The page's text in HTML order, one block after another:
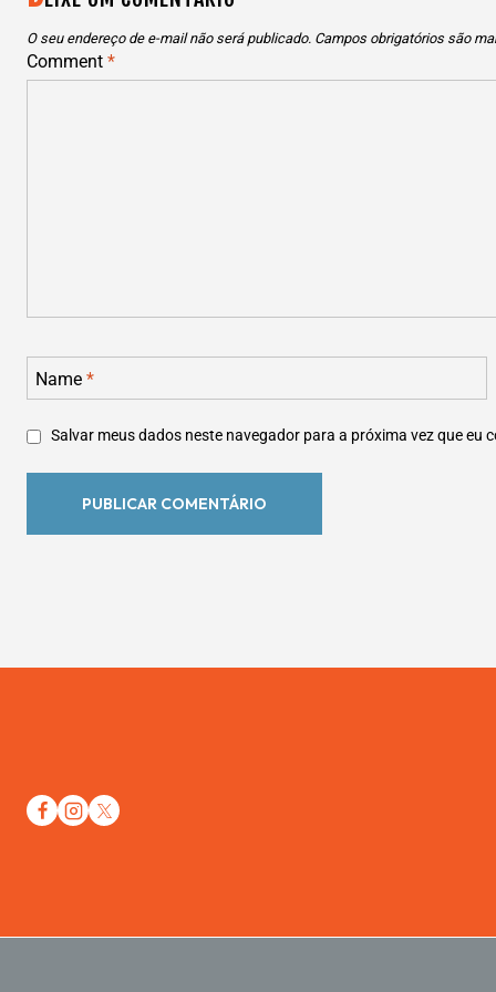
POST
O seu endereço de e-mail não será publicado. Campos obrigatórios são
Comment *
Name *
Salvar meus dados neste navegador para a próxima vez que eu